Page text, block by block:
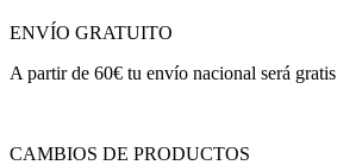
ENVÍO GRATUITO
A partir de 60€ tu envío nacional será gratis
CAMBIOS DE PRODUCTOS